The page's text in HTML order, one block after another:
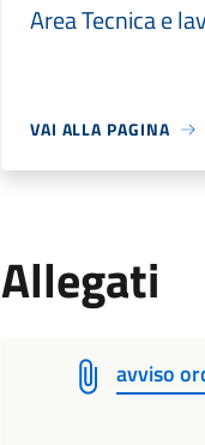
Area Tecnica e
VAI ALLA PAGINA
Allegati
avviso